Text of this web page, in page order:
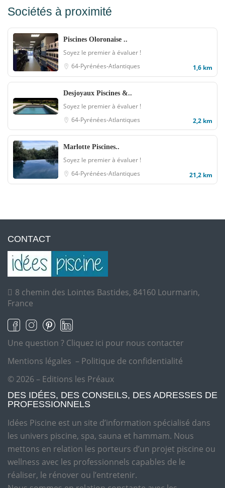
Sociétés à proximité
Piscines Oloronaise ..
Soyez le premier à évaluer !
64-Pyrénées-Atlantiques
1,6 km
Desjoyaux Piscines &..
Soyez le premier à évaluer !
64-Pyrénées-Atlantiques
2,2 km
Marlotte Piscines..
Soyez le premier à évaluer !
64-Pyrénées-Atlantiques
21,2 km
CONTACT
8 chemin des Lointes Bastides, 84160 Lourmarin,
France
Une question ? Cliquez ici pour nous contacter
Mentions légales – Politique de confidentialité
© 2026 – Editions les Préaux
DES IDÉES, DES CONSEILS, DES ADRESSES DE
PROFESSIONNELS
Idées Piscine est un site d’information spécialisé dans
les univers piscine, spa, sauna et hammam. Nous
mettons en relation les porteurs d’un projet piscine ou
wellness avec les professionnels capables de le
réaliser, le rénover ou l’entretenir.